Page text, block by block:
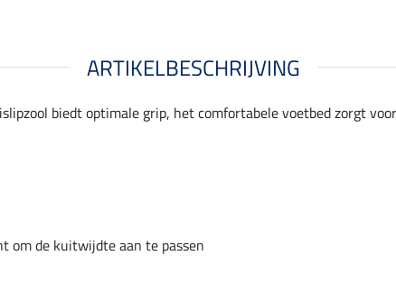
ARTIKELBESCHRIJVING
biedt optimale grip, het comfortabele voetbed zorgt
om de kuitwijdte aan te passen